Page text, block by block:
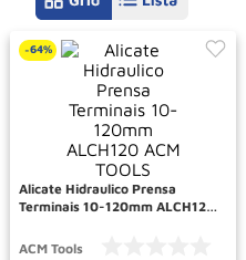
-64%
Alicate Hidraulico Prensa
Terminais 10-120mm ALCH120
ACM Tools